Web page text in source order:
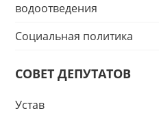
водоотведения
Социальная политика
СОВЕТ ДЕПУТАТОВ
Устав